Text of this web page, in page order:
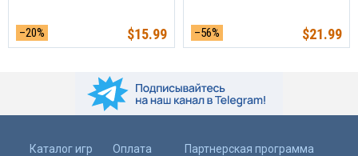
–20% $15.99 –56% $21.99
Каталог игр Оплата Партнерская программа